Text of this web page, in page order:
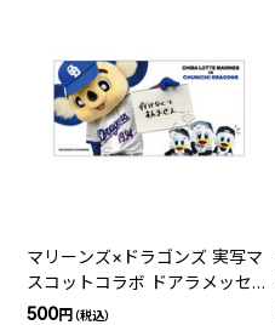
マリーンズ×ドラゴンズ 実写マ
スコットコラボ ドアラメッセ
ージステッカー
500円（税込）